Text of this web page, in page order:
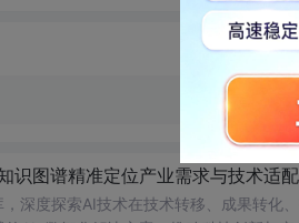
识图谱精准定位产业需求与技术适
深度探索AI技术在技术转移、成果转化